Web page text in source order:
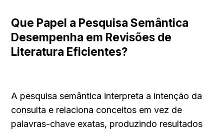
Que Papel a Pesquisa Semântica
Desempenha em Revisões de
Literatura Eficientes?
A pesquisa semântica interpreta a intenção da
consulta e relaciona conceitos em vez de
palavras-chave exatas, produzindo resultados